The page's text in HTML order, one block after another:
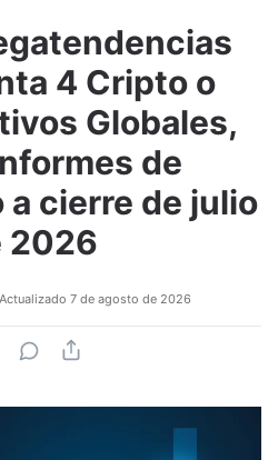
4 Cripto o
Globales,
de
cierre de julio
2026
Actualizado 7 de agosto de 2026